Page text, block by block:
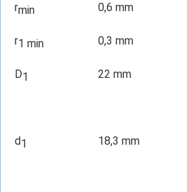
rmin 0,6 mm
r1 min 0,3 mm
D1 22 mm
d1 18,3 mm